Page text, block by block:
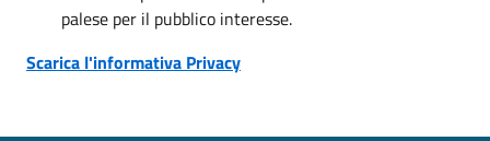
palese per il pubblico interesse.
Scarica l'informativa Privacy